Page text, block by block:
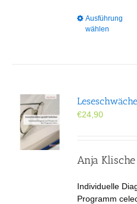
Ausführung
wählen
€24,90
Anja Klische
Individuelle
Programm